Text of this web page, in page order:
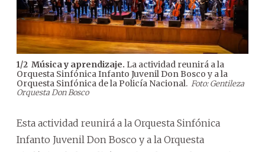
1/2 Música y aprendizaje. La actividad reunirá a la
Orquesta Sinfónica Infanto Juvenil Don Bosco y a la
Orquesta Sinfónica de la Policía Nacional. Foto: Gentileza
Orquesta Don Bosco
Esta actividad reunirá a la Orquesta Sinfónica
Infanto Juvenil Don Bosco y a la Orquesta